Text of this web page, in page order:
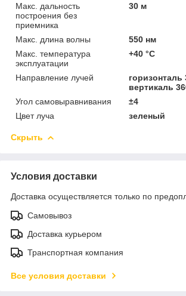
Макс. дальность
построения без
приемника
30 м
Макс. длина волны
550 нм
Макс. температура
эксплуатации
+40 °C
Направление лучей
горизонталь
вертикаль
Угол самовыравнивания
±4
Цвет луча
зеленый
Скрыть
Условия доставки
Доставка осуществляется только по
Самовывоз
Доставка курьером
Транспортная компания
Все условия доставки